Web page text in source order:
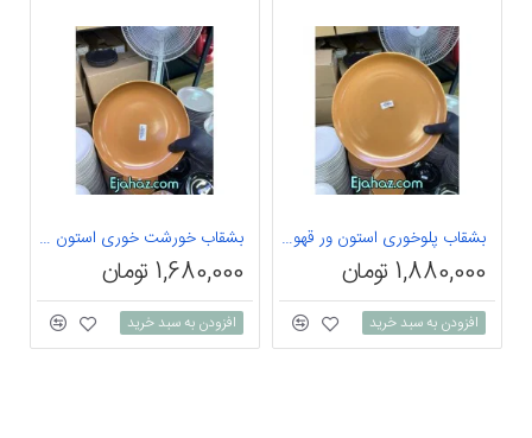
بشقاب پلوخوری استون ور قهوه ای مات بن سای 6 عددی
1,880,000 تومان
افزودن به سبد خرید
بشقاب خورشت خوری استون ور قهوه ای مات بن سای 6 عددی
1,680,000 تومان
افزودن به سبد خرید